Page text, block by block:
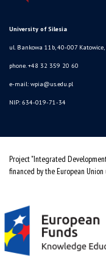
University of Silesia
ul. Bankowa 11b, 40-007 Katowice,
phone. +48 32 359 20 60
e-mail: wpia@us.edu.pl
NIP: 634-019-71-34
Project "Integrated
financed by the European